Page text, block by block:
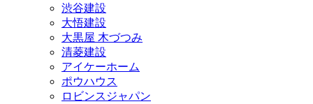
渋谷建設
大悟建設
大黒屋 木づつみ
清菱建設
アイケーホーム
ポウハウス
ロビンスジャパン